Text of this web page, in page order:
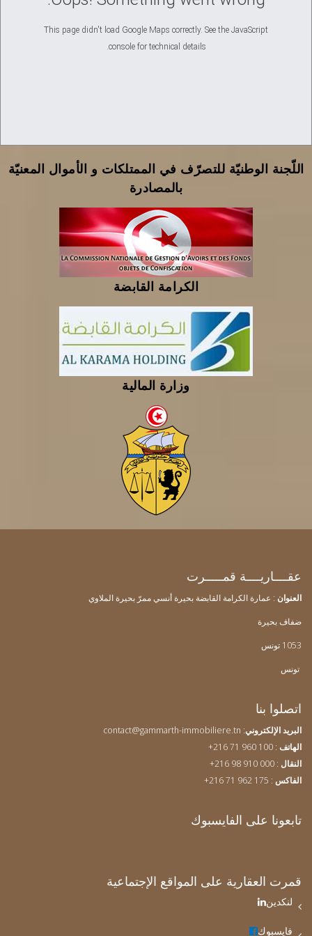
This page didn't load Google Maps correctly. See the JavaScript
console for technical details.
اللّجنة الوطنيّة للتصرّف في الممتلكات و الأموال المعنيّة
بالمصادرة
الكرامة القابضة
وزارة المالية
عقــــاريــــة قمـــــرت
العنوان : عمارة الكرامة القابضة بحيرة أنسي ممرّ بحيرة الملاوي
ضفاف بحيرة
1053 تونس
تونس
اتصلوا بنا
البريد الإلكتروني:
contact@gammarth-immobiliere.tn
الهاتف : 960
100 71 216+
النقال : 000 910 98 216+
الفاكس : 175 962 71 216+
تابعونا على الفايسبوك
قمرت العقارية على المواقع الإجتماعية
لنكدين
فايسبوك